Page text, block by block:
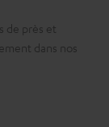
de près et
dans nos